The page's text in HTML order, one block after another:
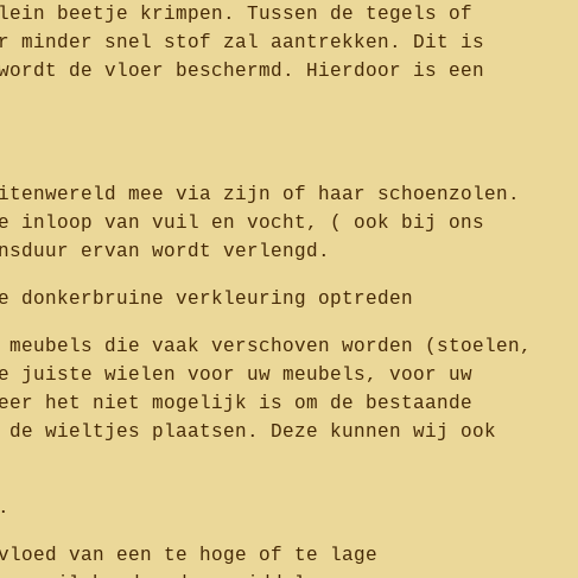
beetje krimpen. Tussen de tegels of
minder snel stof zal aantrekken. Dit is
de vloer beschermd. Hierdoor is een
mee via zijn of haar schoenzolen.
de inloop van vuil en vocht, ( ook bij ons
ervan wordt verlengd.
verkleuring optreden
die vaak verschoven worden (stoelen,
wielen voor uw meubels, voor uw
het niet mogelijk is om de bestaande
wieltjes plaatsen. Deze kunnen wij ook
van een te hoge of te lage